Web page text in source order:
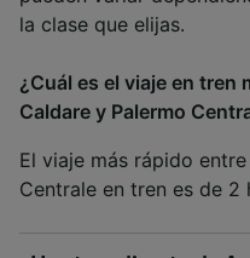
la clase que elijas.
¿Cuál es el viaje en tren
Caldare y Palermo
El viaje más rápido
Centrale en tren es de 2